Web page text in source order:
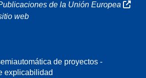
de la Unión Europea
web
de proyectos -
explicabilidad